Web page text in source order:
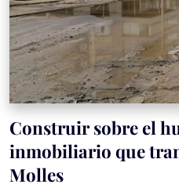
Construir sobre el
inmobiliario que
Molles